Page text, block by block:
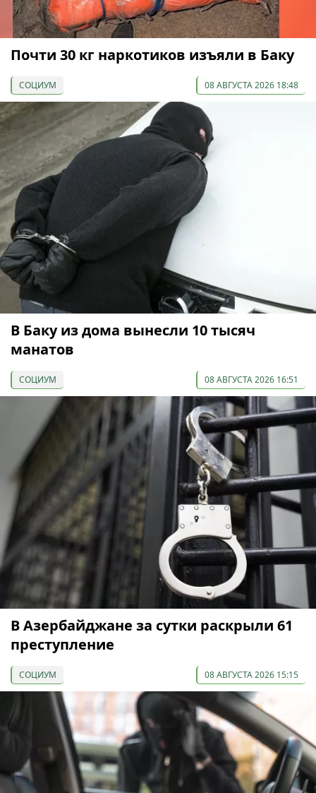
Почти 30 кг наркотиков изъяли в Баку
СОЦИУМ 08 АВГУСТА 2026 18:48
В Баку из дома вынесли 10 тысяч
манатов
СОЦИУМ 08 АВГУСТА 2026 16:51
В Азербайджане за сутки раскрыли 61
преступление
СОЦИУМ 08 АВГУСТА 2026 15:15